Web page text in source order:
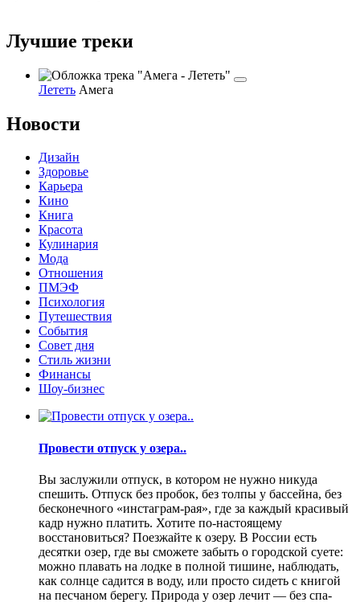
Лучшие треки
Лететь Амега
Новости
Дизайн
Здоровье
Карьера
Кино
Книга
Красота
Кулинария
Мода
Отношения
ПМЭФ
Психология
Путешествия
События
Совет дня
Стиль жизни
Финансы
Шоу-бизнес
Провести отпуск у озера..
Вы заслужили отпуск, в котором не нужно никуда
спешить. Отпуск без пробок, без толпы у бассейна, без
бесконечного «инстаграм-рая», где за каждый красивый
кадр нужно платить. Хотите по-настоящему
восстановиться? Поезжайте к озеру. В России есть
десятки озер, где вы сможете забыть о городской суете:
можно плавать на лодке в полной тишине, наблюдать,
как солнце садится в воду, или просто сидеть с книгой
на песчаном берегу. Природа у озер лечит — без спа-